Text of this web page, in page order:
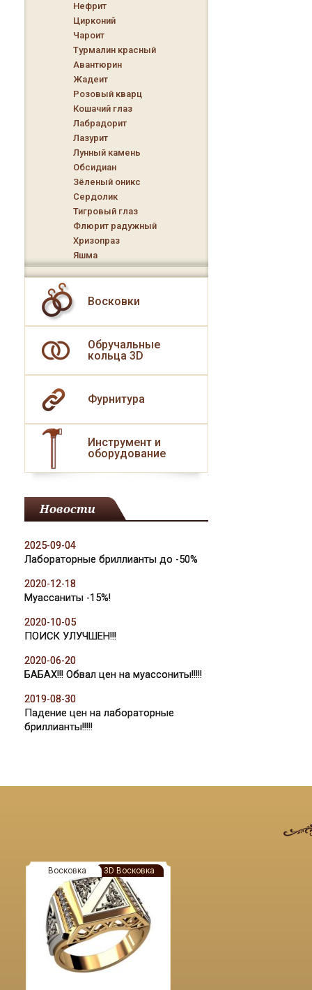
Нефрит
Цирконий
Чароит
Турмалин красный
Авантюрин
Жадеит
Розовый кварц
Кошачий глаз
Лабрадорит
Лазурит
Лунный камень
Обсидиан
Зёленый оникс
Сердолик
Тигровый глаз
Флюрит радужный
Хризопраз
Яшма
Восковки
Обручальные
кольца 3D
Фурнитура
Инструмент и
оборудование
Новости
2025-09-04
Лабораторные бриллианты до -50%
2020-12-18
Муассаниты -15%!
2020-10-05
ПОИСК УЛУЧШЕН!!!
2020-06-20
БАБАХ!!! Обвал цен на муассониты!!!!!
2019-08-30
Падение цен на лабораторные
бриллианты!!!!!
Восковка 3D Восковка